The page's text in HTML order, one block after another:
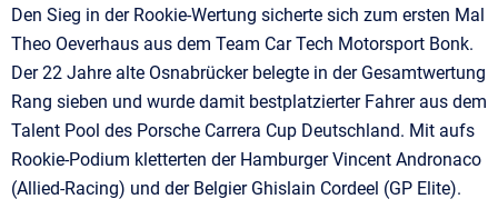
Den Sieg in der Rookie-Wertung sicherte sich zum ersten Mal
Theo Oeverhaus aus dem Team Car Tech Motorsport Bonk.
Der 22 Jahre alte Osnabrücker belegte in der Gesamtwertung
Rang sieben und wurde damit bestplatzierter Fahrer aus dem
Talent Pool des Porsche Carrera Cup Deutschland. Mit aufs
Rookie-Podium kletterten der Hamburger Vincent Andronaco
(Allied-Racing) und der Belgier Ghislain Cordeel (GP Elite).